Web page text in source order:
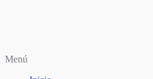
Menú